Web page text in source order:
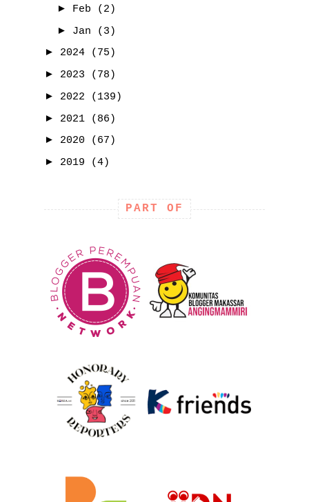
► Feb
(2)
► Jan
(3)
► 2024
(75)
► 2023
(78)
► 2022
(139)
► 2021
(86)
► 2020
(67)
► 2019 (4)
PART OF